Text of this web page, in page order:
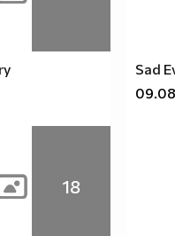
Sad
18